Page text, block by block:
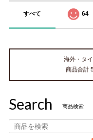
すべて 64
海外・タ
商品合計
Search 商品検索